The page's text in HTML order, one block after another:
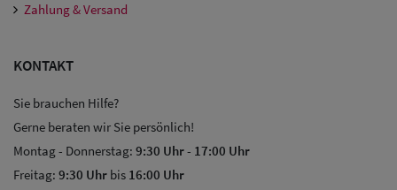
Zahlung & Versand
KONTAKT
Sie brauchen Hilfe?
Gerne beraten wir Sie persönlich!
Montag - Donnerstag: 9:30 Uhr- 17:00 Uhr
Freitag: 9:30 Uhr bis 16:00 Uhr